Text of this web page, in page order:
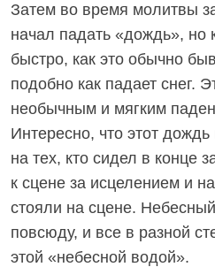
Затем во время молитвы
начал падать «дождь», но
быстро, как это обычно
подобно как падает снег.
необычным и мягким
Интересно, что этот
на тех, кто сидел в конце
к сцене за исцелением и
стояли на сцене.
повсюду, и все в разной
этой «небесной водой».